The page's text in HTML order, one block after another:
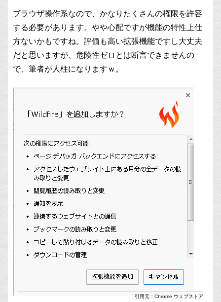
ブラウザ操作系なので、かなりたくさんの権限を許容
する必要があります。やや心配ですが機能の特性上仕
方ないかもですね。評価も高い拡張機能ですし大丈夫
だと思いますが、危険性ゼロとは断言できませんの
で、筆者が人柱になりますｗ。
引用元：Chrome ウェブストア